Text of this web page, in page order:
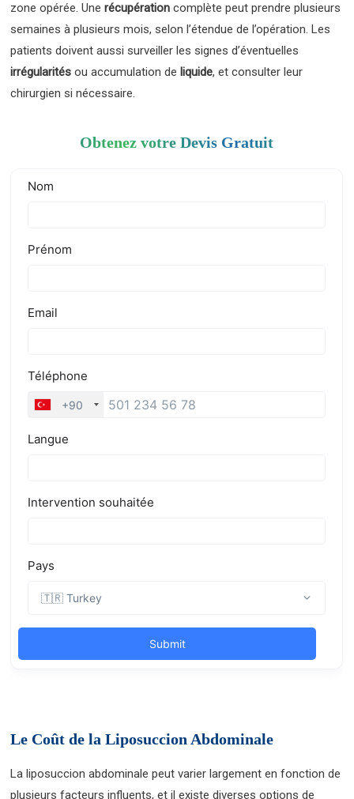
zone opérée. Unerécupération complète peut prendre plusieurs
semaines à plusieurs mois, selon l’étendue de l’opération. Les
patients doivent aussi surveiller les signes d’éventuelles
irrégularités ou accumulation de liquide, et consulter leur
chirurgien si nécessaire.
Obtenez votre Devis Gratuit
Le Coût de la Liposuccion Abdominale
La liposuccion abdominale peut varier largement en fonction de
plusieurs facteurs influents, et il existe diverses options de